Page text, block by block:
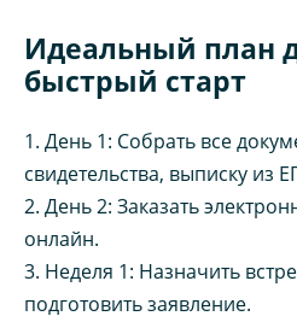
Идеальный план
быстрый старт
1. День 1: Собрать все
свидетельства, выписку из
2. День 2: Заказать
онлайн.
3. Неделя 1: Назначить
подготовить заявление.